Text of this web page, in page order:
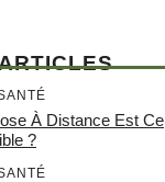
À Distance Est Ce
?